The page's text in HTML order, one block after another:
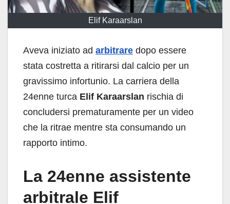
Elif Karaarslan
Aveva iniziato ad arbitrare dopo essere
stata costretta a ritirarsi dal calcio per un
gravissimo infortunio. La carriera della
24enne turca Elif Karaarslan rischia di
concludersi prematuramente per un video
che la ritrae mentre sta consumando un
rapporto intimo.
La 24enne assistente
arbitrale Elif